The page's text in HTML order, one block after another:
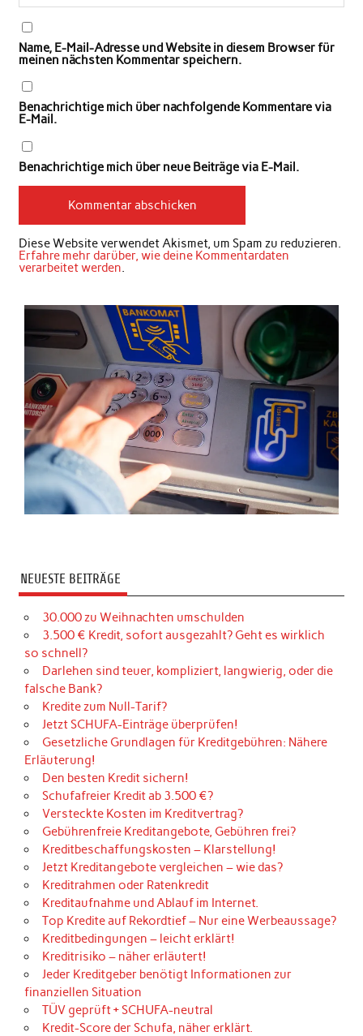
Name, E-Mail-Adresse und Website in diesem Browser für
meinen nächsten Kommentar speichern.
Benachrichtige mich über nachfolgende Kommentare via
E-Mail.
Benachrichtige mich über neue Beiträge via E-Mail.
Diese Website verwendet Akismet, um Spam zu reduzieren.
Erfahre mehr darüber, wie deine Kommentardaten
verarbeitet werden
NEUESTE BEITRÄGE
30.000 zu Weihnachten umschulden
3.500 € Kredit, sofort ausgezahlt? Geht es wirklich
so schnell?
Darlehen sind teuer, kompliziert, langwierig, oder die
falsche Bank?
Kredite zum Null-Tarif?
Jetzt SCHUFA-Einträge überprüfen!
Gesetzliche Grundlagen für Kreditgebühren: Nähere
Erläuterung!
Den besten Kredit sichern!
Schufafreier Kredit ab 3.500 €?
Versteckte Kosten im Kreditvertrag?
Gebührenfreie Kreditangebote, Gebühren frei?
Kreditbeschaffungskosten – Klarstellung!
Jetzt Kreditangebote vergleichen – wie das?
Kreditrahmen oder Ratenkredit
Kreditaufnahme und Ablauf im Internet.
Top Kredite auf Rekordtief – Nur eine Werbeaussage?
Kreditbedingungen – leicht erklärt!
Kreditrisiko – näher erläutert!
Jeder Kreditgeber benötigt Informationen zur
finanziellen Situation
TÜV geprüft + SCHUFA-neutral
Kredit-Score der Schufa, näher erklärt.